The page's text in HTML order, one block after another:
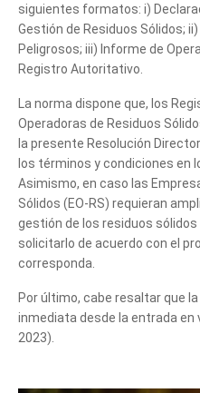
siguientes formatos: i)
Gestión de Residuos Sólidos;
Peligrosos; iii) Informe de
Registro Autoritativo.
La norma dispone que, los
Operadoras de Residuos
la presente Resolución
los términos y condiciones en
Asimismo, en caso las
Sólidos (EO-RS) requieran
gestión de los residuos
solicitarlo de acuerdo con el
corresponda.
Por último, cabe resaltar que
inmediata desde la entrada en
2023).